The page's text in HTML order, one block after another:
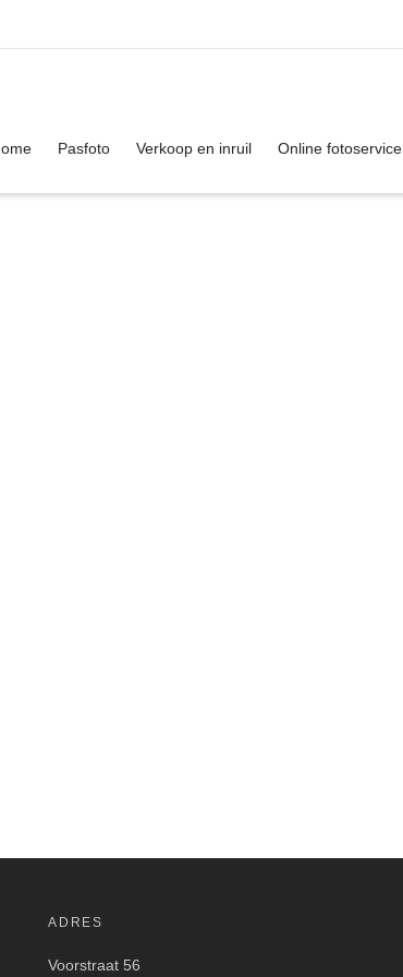
. Show me the colour items.
Pasfoto Verkoop en inruil Online fotoservice
ADRES
Voorstraat 56